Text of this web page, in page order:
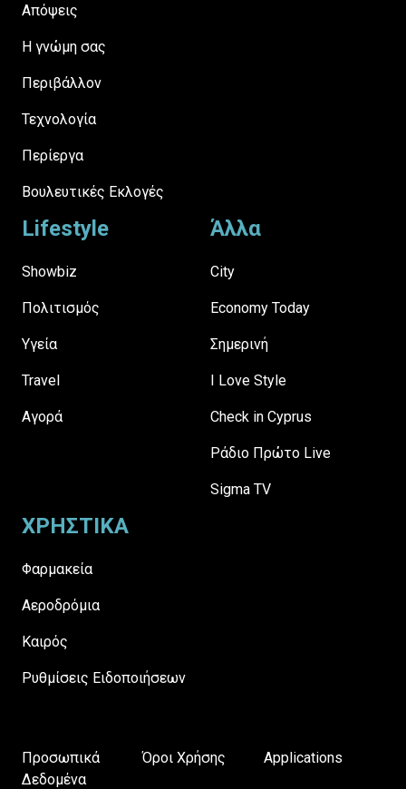
Απόψεις
H γνώμη σας
Περιβάλλον
Τεχνολογία
Περίεργα
Βουλευτικές Εκλογές
Lifestyle
Showbiz
Πολιτισμός
Υγεία
Travel
Αγορά
Άλλα
City
Economy Today
Σημερινή
I Love Style
Check in Cyprus
Ράδιο Πρώτο Live
Sigma TV
ΧΡΗΣΤΙΚΑ
Φαρμακεία
Αεροδρόμια
Καιρός
Ρυθμίσεις Ειδοποιήσεων
Προσωπικά
Δεδομένα
Όροι Χρήσης Applications